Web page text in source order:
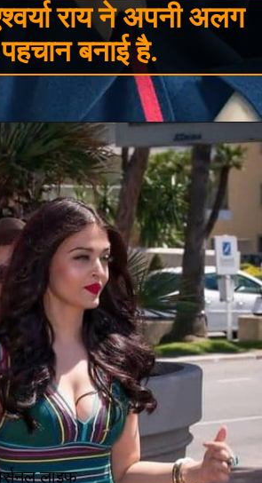
राय ने अपनी अलग
पहचान बनाई है.
लाइफ